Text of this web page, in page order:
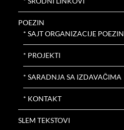
POEZIN
* SAJT ORGANIZACIJE POEZIN
* PROJEKTI
* SARADNJA SA IZDAVAČIMA
* KONTAKT
SLEM TEKSTOVI